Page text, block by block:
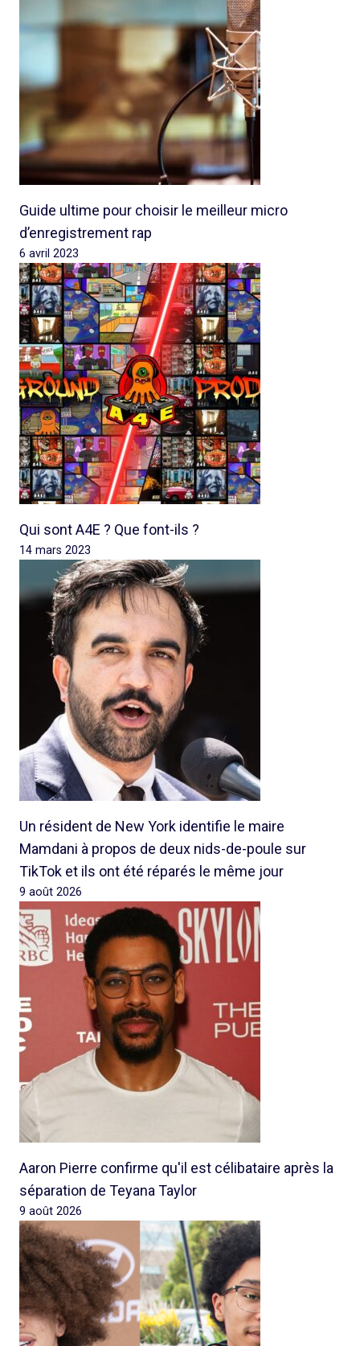
Guide ultime pour choisir le meilleur micro
d’enregistrement rap
6 avril 2023
Qui sont A4E ? Que font-ils ?
14 mars 2023
Un résident de New York identifie le maire
Mamdani à propos de deux nids-de-poule sur
TikTok et ils ont été réparés le même jour
9 août 2026
Aaron Pierre confirme qu'il est célibataire après la
séparation de Teyana Taylor
9 août 2026